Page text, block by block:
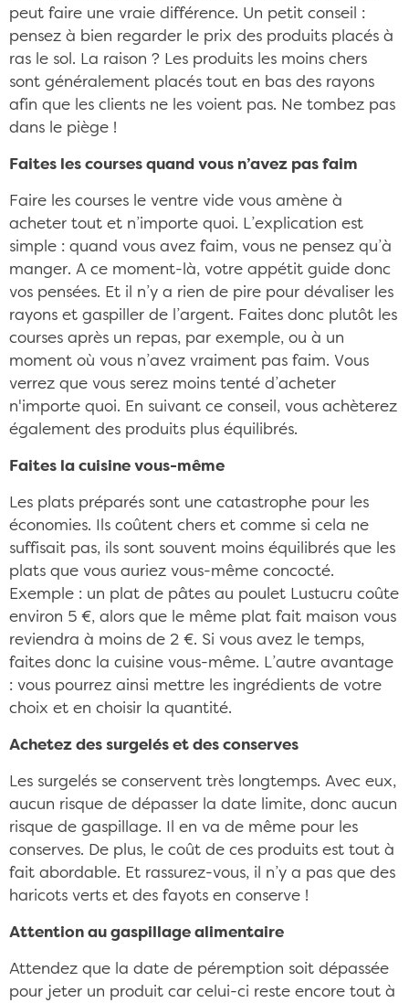
peut faire une vraie différence. Un petit conseil :
pensez à bien regarder le prix des produits placés à
ras le sol. La raison ? Les produits les moins chers
sont généralement placés tout en bas des rayons
afin que les clients ne les voient pas. Ne tombez pas
dans le piège !
Faites les courses quand vous n’avez pas faim
Faire les courses le ventre vide vous amène à
acheter tout et n’importe quoi. L’explication est
simple : quand vous avez faim, vous ne pensez qu’à
manger. A ce moment-là, votre appétit guide donc
vos pensées. Et il n’y a rien de pire pour dévaliser les
rayons et gaspiller de l’argent. Faites donc plutôt les
courses après un repas, par exemple, ou à un
moment où vous n’avez vraiment pas faim. Vous
verrez que vous serez moins tenté d’acheter
n'importe quoi. En suivant ce conseil, vous achèterez
également des produits plus équilibrés.
Faites la cuisine vous-même
Les plats préparés sont une catastrophe pour les
économies. Ils coûtent chers et comme si cela ne
suffisait pas, ils sont souvent moins équilibrés que les
plats que vous auriez vous-même concocté.
Exemple : un plat de pâtes au poulet Lustucru coûte
environ 5 €, alors que le même plat fait maison vous
reviendra à moins de 2 €. Si vous avez le temps,
faites donc la cuisine vous-même. L’autre avantage
: vous pourrez ainsi mettre les ingrédients de votre
choix et en choisir la quantité.
Achetez des surgelés et des conserves
Les surgelés se conservent très longtemps. Avec eux,
aucun risque de dépasser la date limite, donc aucun
risque de gaspillage. Il en va de même pour les
conserves. De plus, le coût de ces produits est tout à
fait abordable. Et rassurez-vous, il n’y a pas que des
haricots verts et des fayots en conserve !
Attention au gaspillage alimentaire
Attendez que la date de péremption soit dépassée
pour jeter un produit car celui-ci reste encore tout à